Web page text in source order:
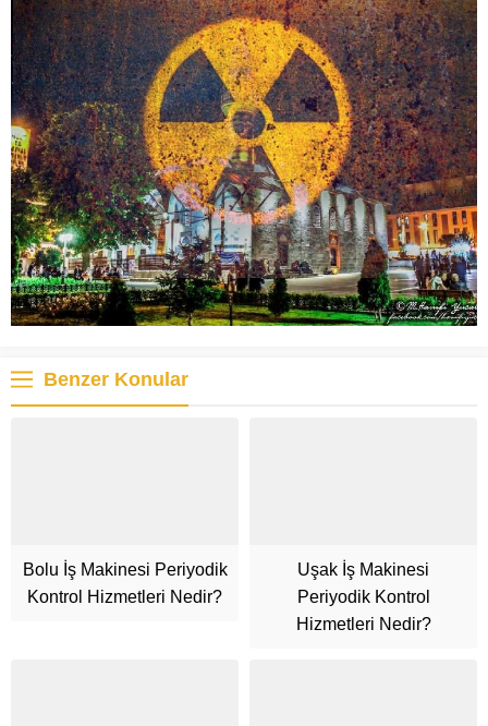
Benzer Konular
Bolu İş Makinesi Periyodik
Kontrol Hizmetleri Nedir?
Uşak İş Makinesi
Periyodik Kontrol
Hizmetleri Nedir?